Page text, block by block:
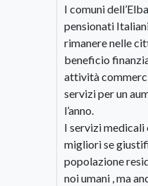
I comuni
pensionati
rimanere nelle
beneficio
attività
servizi per un
l’anno.
I servizi medicali
migliori se
popolazione
noi umani , ma